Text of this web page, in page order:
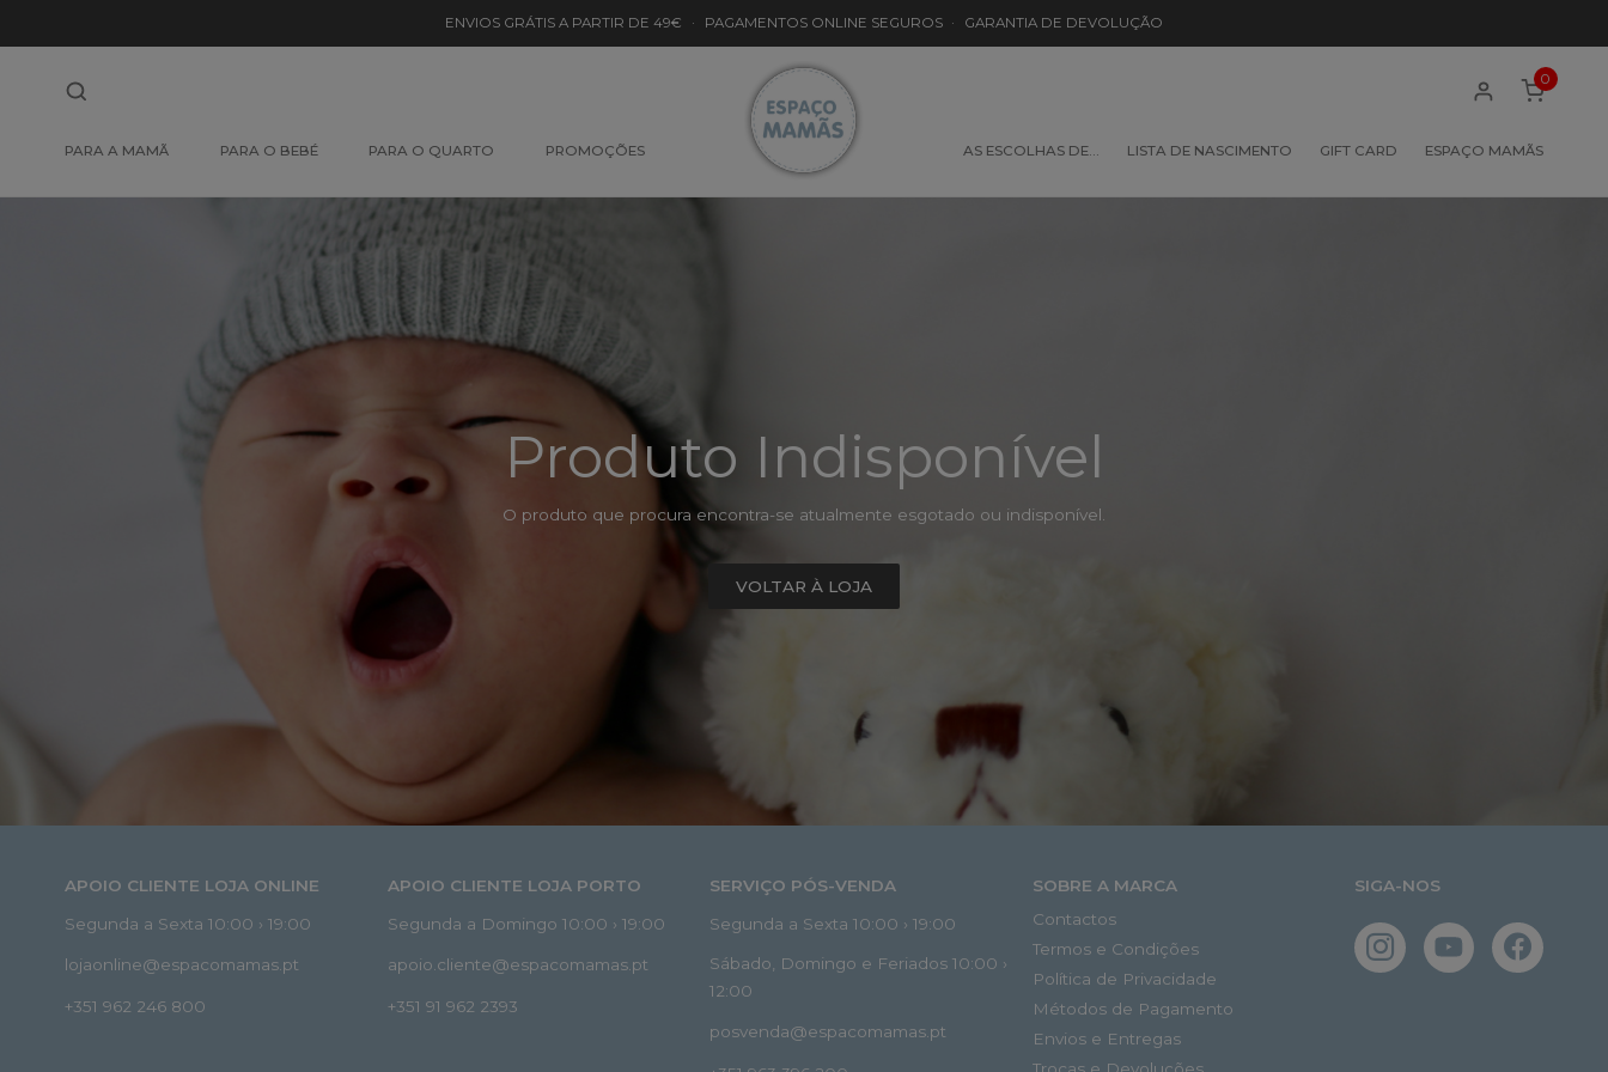
de
Produto
Sem
Produto
ENVIOS GRÁTIS A PARTIR DE 49€ · PAGAMENTOS ONLINE SEGUROS · GARANTIA DE DEVOLUÇÃO
PARA A MAMÃ PARA O BEBÉ PARA O QUARTO PROMOÇÕES AS ESCOLHAS DE… LISTA DE NASCIMENTO GIFT CARD ESPAÇO MAMÃS
0
Produto Indisponível
O produto que procura encontra-se atualmente esgotado ou indisponível.
VOLTAR À LOJA
APOIO CLIENTE LOJA ONLINE
Segunda a Sexta 10:00 › 19:00
lojaonline@espacomamas.pt
+351 962 246 800
APOIO CLIENTE LOJA PORTO
Segunda a Domingo 10:00 › 19:00
apoio.cliente@espacomamas.pt
+351 91 962 2393
SERVIÇO PÓS-VENDA
Segunda a Sexta 10:00 › 19:00
Sábado, Domingo e Feriados 10:00 ›
12:00
posvenda@espacomamas.pt
SOBRE A MARCA
Contactos
Termos e Condições
Política de Privacidade
Métodos de Pagamento
Envios e Entregas
SIGA-NOS